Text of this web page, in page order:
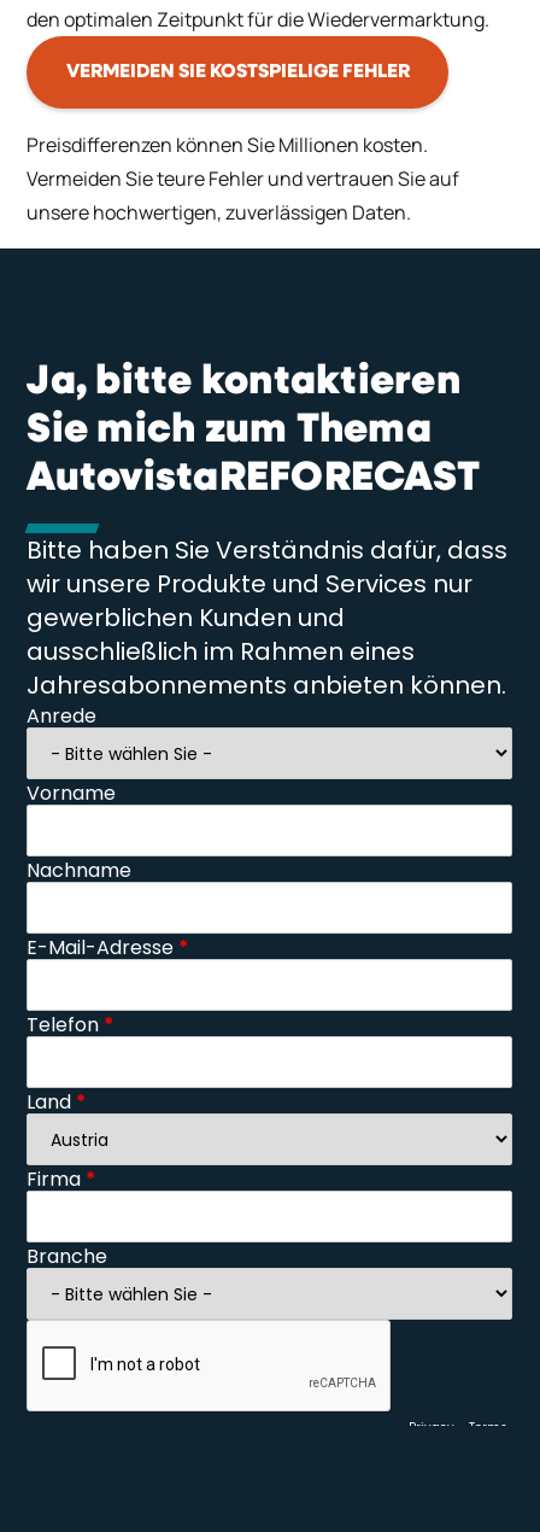
den optimalen Zeitpunkt für die Wiedervermarktung.
VERMEIDEN SIE KOSTSPIELIGE FEHLER
Preisdifferenzen können Sie Millionen kosten.
Vermeiden Sie teure Fehler und vertrauen Sie auf
unsere hochwertigen, zuverlässigen Daten.
Ja, bitte kontaktieren
Sie mich zum Thema
AutovistaREFORECAST